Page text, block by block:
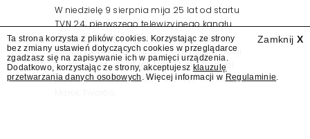
W niedzielę 9 sierpnia mija 25 lat od startu
TVN 24, pierwszego telewizyjnego kanału
informacyjnego w Polsce. Na ten dzień
zaplanowano finał urodzinowej trasy stacji
"Jesteśmy stąd". 25 lat TVN 24 dla Press.pl
podsumowują Jarosław Kuźniar, Tomasz Lis i
Zamknij X
Ta strona korzysta z plików cookies. Korzystając ze strony
bez zmiany ustawień dotyczących cookies w przeglądarce
zgadzasz się na zapisywanie ich w pamięci urządzenia.
Dodatkowo, korzystając ze strony, akceptujesz klauzulę
przetwarzania danych osobowych . Więcej informacji w Regulaminie.